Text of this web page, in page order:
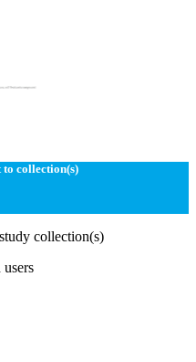
to collection(s)
collection(s)